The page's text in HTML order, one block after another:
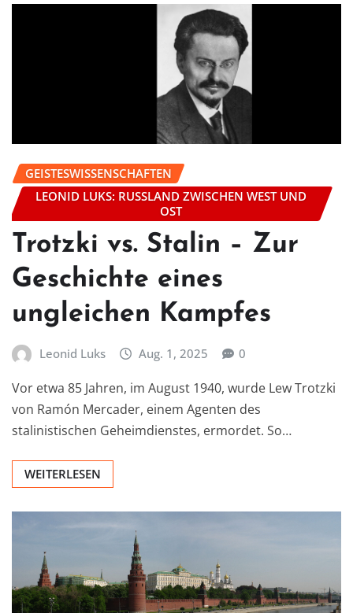
GEISTESWISSENSCHAFTEN
LEONID LUKS: RUSSLAND ZWISCHEN WEST UND
OST
Trotzki vs. Stalin – Zur
Geschichte eines
ungleichen Kampfes
Leonid Luks Aug. 1, 2025 0
Vor etwa 85 Jahren, im August 1940, wurde Lew Trotzki
von Ramón Mercader, einem Agenten des
stalinistischen Geheimdienstes, ermordet. So…
WEITERLESEN